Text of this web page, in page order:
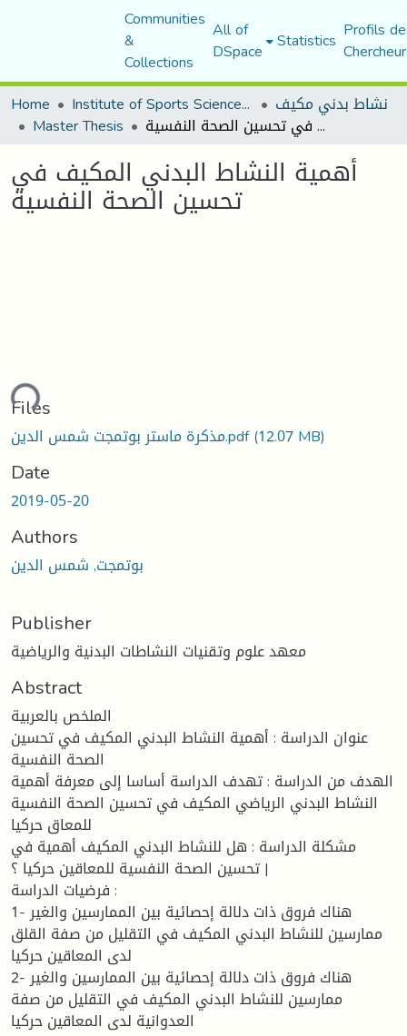
Communities
&
Collections
All of
DSpace Statistics Profils
Home
Institute of Sports Sciences and Techniques نشاط بدني مكيف
Master Thesis أهمية النشاط البدني المكيف في تحسين الصحة النفسية
أهمية النشاط البدني المكيف في
تحسين الصحة النفسية
Files
مذكرة ماستر بوتمجت شمس الدين.pdf(12.07 MB)
Date
2019-05-20
Authors
بوتمجت, شمس الدين
Publisher
معهد علوم وتقنيات النشاطات البدنية والرياضية
Abstract
الملخص بالعربية
عنوان الدراسة : أهمية النشاط البدني المكيف في تحسين
الصحة النفسية
الهدف من الدراسة : تهدف الدراسة أساسا إلى معرفة أهمية
النشاط البدني الرياضي المكيف في تحسين الصحة النفسية
للمعاق حركيا
مشكلة الدراسة : هل للنشاط البدني المكيف أهمية في
تحسين الصحة النفسية للمعاقين حركيا ؟ |
فرضيات الدراسة :
1- هناك فروق ذات دلالة إحصائية بين الممارسين والغير
ممارسين للنشاط البدني المكيف في التقليل من صفة القلق
لدى المعاقين حركيا
2- هناك فروق ذات دلالة إحصائية بين الممارسين والغير
ممارسين للنشاط البدني المكيف في التقليل من صفة
العدوانية لدى المعاقين حركيا